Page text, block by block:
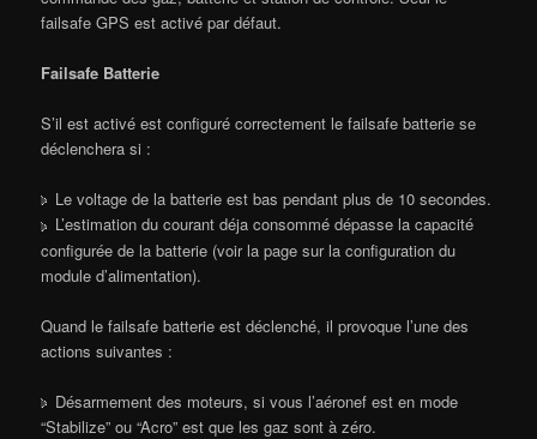
failsafe GPS est activé par défaut.
Failsafe Batterie
S’il est activé est configuré correctement le failsafe batterie se
déclenchera si :
Le voltage de la batterie est bas pendant plus de 10 secondes.
L’estimation du courant déja consommé dépasse la capacité
configurée de la batterie (voir la page sur la configuration du
module d’alimentation).
Quand le failsafe batterie est déclenché, il provoque l’une des
actions suivantes :
Désarmement des moteurs, si vous l’aéronef est en mode
“Stabilize” ou “Acro” est que les gaz sont à zéro.